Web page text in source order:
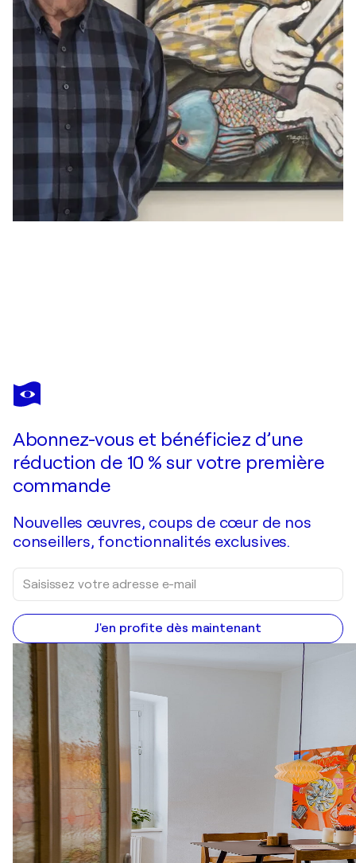
NAGUI ACHAMALLAH
Seagull with fish
Abonnez-vous et bénéficiez d’une
réduction de 10 % sur votre première
commande
Nouvelles œuvres, coups de cœur de nos
conseillers, fonctionnalités exclusives.
J'en profite dès maintenant